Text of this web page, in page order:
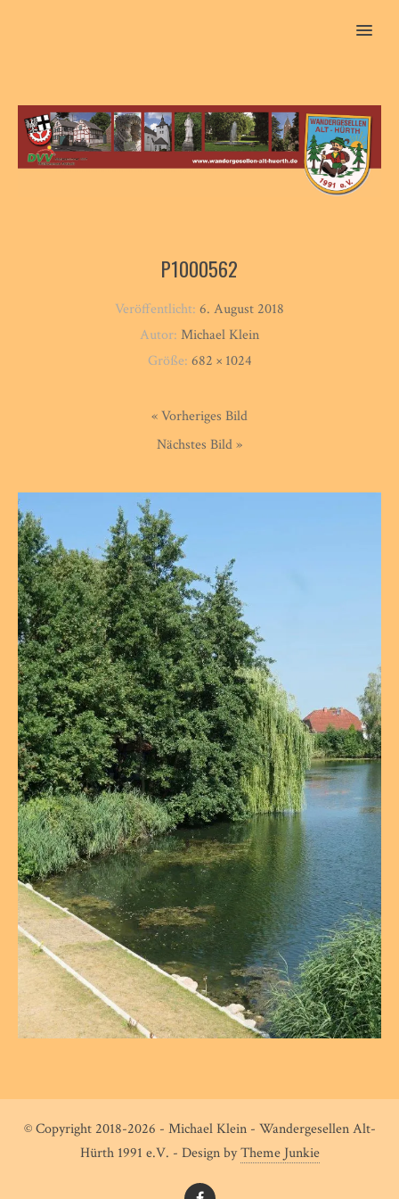
MENU
P1000562
Veröffentlicht: 6. August 2018
Autor: Michael Klein
Größe: 682 × 1024
« Vorheriges Bild
Nächstes Bild »
© Copyright 2018-2026 - Michael Klein - Wandergesellen Alt-
Hürth 1991 e.V. - Design byTheme Junkie